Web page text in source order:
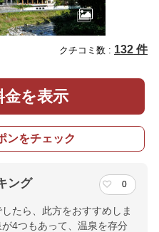
クチコミ数 : 132 件
金を表示
ンをチェック
ング 0
たら、此方をおすすめしま
4つもあって、温泉を存分